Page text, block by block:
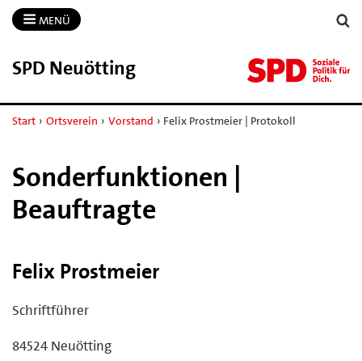
MENÜ
SPD Neuötting
Start › Ortsverein › Vorstand › Felix Prostmeier | Protokoll
Sonderfunktionen |
Beauftragte
Felix Prostmeier
Schriftführer
84524 Neuötting